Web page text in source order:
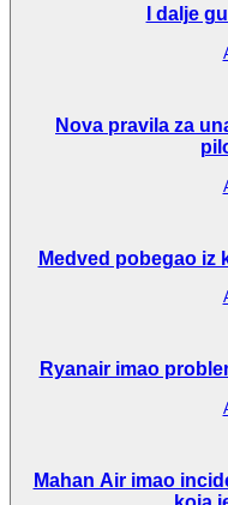
I dalje
Nova pravila za
Medved pobegao iz
Ryanair imao
Mahan Air imao